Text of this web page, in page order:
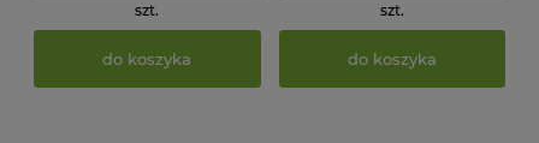
szt.
do koszyka
szt.
do koszyka